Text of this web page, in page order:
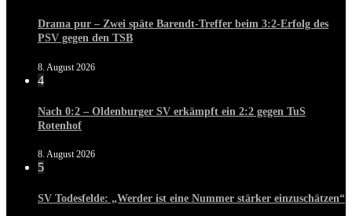
Drama pur – Zwei späte Barendt-Treffer beim 3:2-Erfolg des
PSV gegen den TSB
8. August 2026
4
Nach 0:2 – Oldenburger SV erkämpft ein 2:2 gegen TuS
Rotenhof
8. August 2026
5
SV Todesfelde: „Werder ist eine Nummer stärker einzuschätzen“